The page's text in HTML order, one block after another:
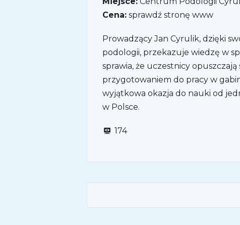
Cena: sprawdź stronę www
Prowadzący Jan Cyrulik, dzięki
podologii, przekazuje wiedzę w
sprawia, że uczestnicy opuszczają
przygotowaniem do pracy w
wyjątkowa okazja do nauki od
w Polsce.
174